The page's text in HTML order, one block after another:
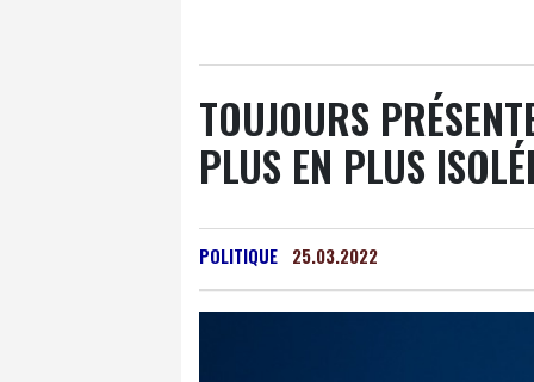
TOUJOURS
PLUS EN PLUS
POLITIQUE 25.03.2022